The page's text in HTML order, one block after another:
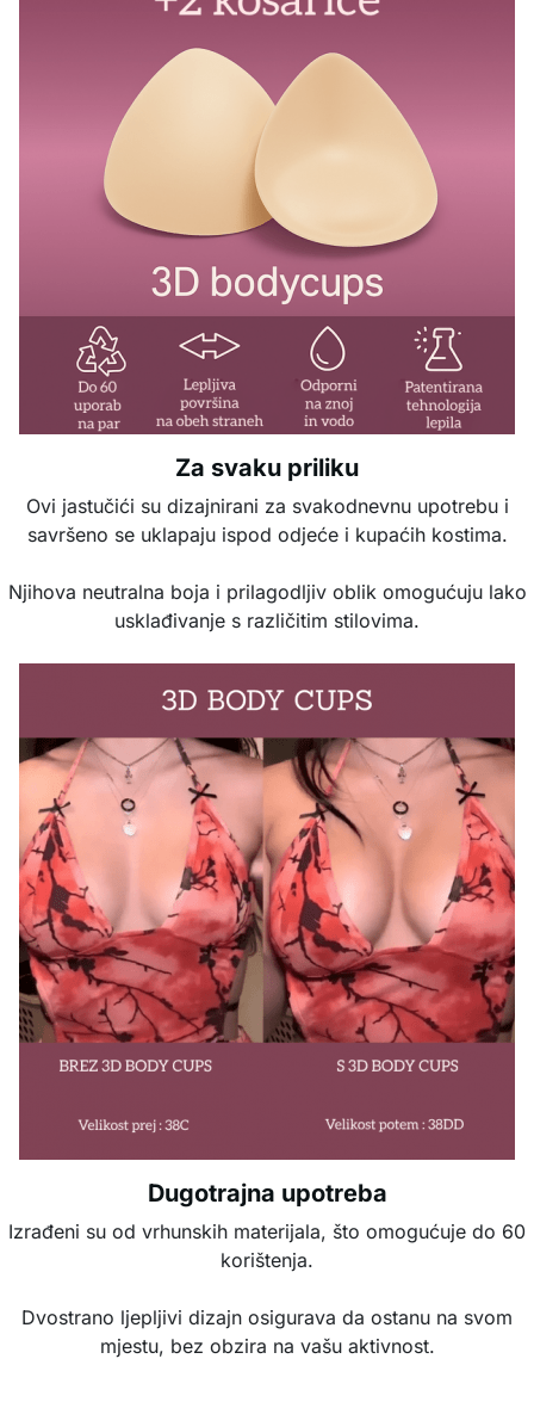
Za svaku priliku
Ovi jastučići su dizajnirani za svakodnevnu upotrebu i
savršeno se uklapaju ispod odjeće i kupaćih kostima.
Njihova neutralna boja i prilagodljiv oblik omogućuju lako
usklađivanje s različitim stilovima.
Dugotrajna upotreba
Izrađeni su od vrhunskih materijala, što omogućuje do 60
korištenja.
Dvostrano ljepljivi dizajn osigurava da ostanu na svom
mjestu, bez obzira na vašu aktivnost.